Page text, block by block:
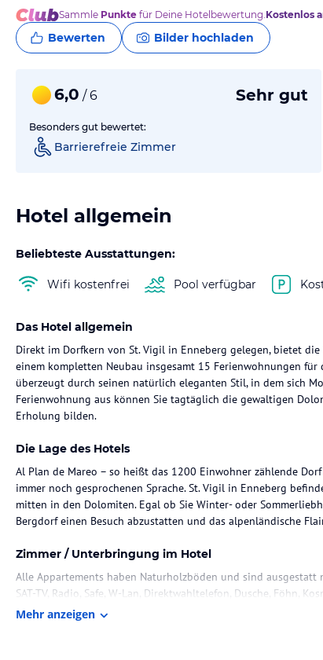
Sammle Punkte für Deine Hotelbewertung.Kostenlos
Bewerten Bilder hochladen
6,0 / 6 Sehr gut
Besonders gut bewertet:
Barrierefreie Zimmer
Hotel allgemein
Beliebteste Ausstattungen:
Wifi kostenfrei Pool verfügbar
Das Hotel allgemein
Direkt im Dorfkern von St. Vigil in Enneberg gelegen, bietet
einem kompletten Neubau insgesamt 15 Ferienwohnungen
überzeugt durch seinen natürlich eleganten Stil, in dem sich
Ferienwohnung aus können Sie tagtäglich die gewaltigen
Die Lage des Hotels
Al Plan de Mareo – so heißt das 1200 Einwohner zählende
immer noch gesprochenen Sprache. St. Vigil in Enneberg
mitten in den Dolomiten. Egal ob Sie Winter- oder
Zimmer / Unterbringung im Hotel
Alle Appartements haben Naturholzböden und sind ausgestatt
Mehr anzeigen